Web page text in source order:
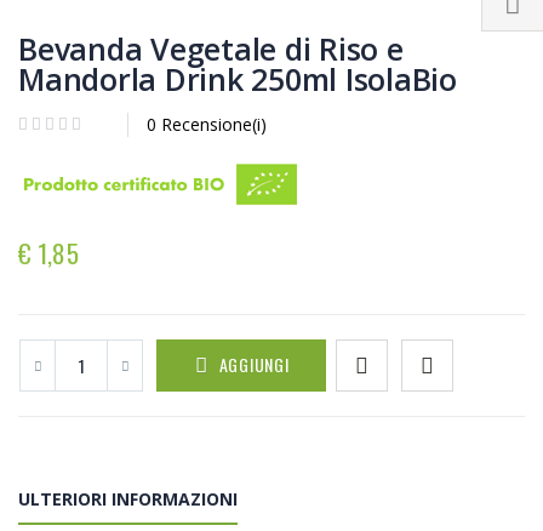
Bevanda Vegetale di Riso e
Mandorla Drink 250ml IsolaBio
0 Recensione(i)
€ 1,85
AGGIUNGI
ULTERIORI INFORMAZIONI